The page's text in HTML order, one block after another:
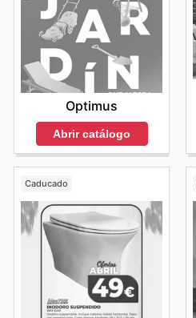
Optimus
Abrir catálogo
Caducado